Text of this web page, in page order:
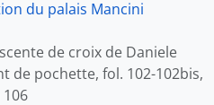
du palais Mancini
de croix de Daniele
de pochette, fol. 102-102bis,